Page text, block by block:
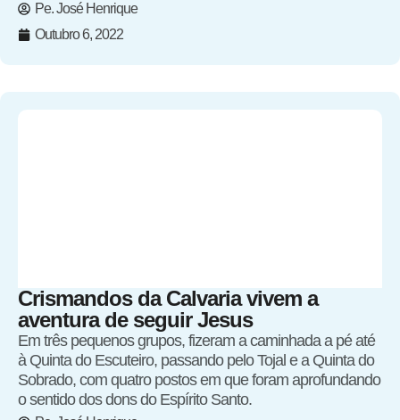
Pe. José Henrique
Outubro 6, 2022
Crismandos da Calvaria vivem a
aventura de seguir Jesus
Em três pequenos grupos, fizeram a caminhada a pé até
à Quinta do Escuteiro, passando pelo Tojal e a Quinta do
Sobrado, com quatro postos em que foram aprofundando
o sentido dos dons do Espírito Santo.